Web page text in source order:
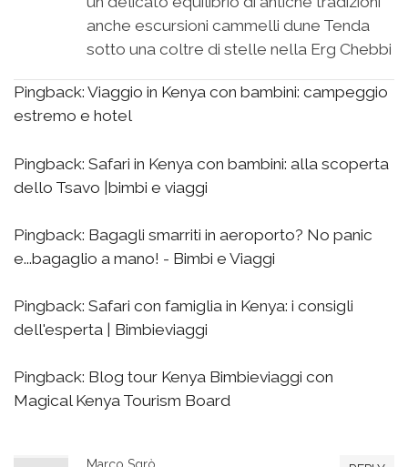
anche escursioni cammelli dune Tenda
sotto una coltre di stelle nella Erg Chebbi
Pingback: Viaggio in Kenya con bambini: campeggio
estremo e hotel
Pingback: Safari in Kenya con bambini: alla scoperta
dello Tsavo |bimbi e viaggi
Pingback: Bagagli smarriti in aeroporto? No panic
e...bagaglio a mano! - Bimbi e Viaggi
Pingback: Safari con famiglia in Kenya: i consigli
dell'esperta | Bimbieviaggi
Pingback: Blog tour Kenya Bimbieviaggi con
Magical Kenya Tourism Board
Marco Sgrò